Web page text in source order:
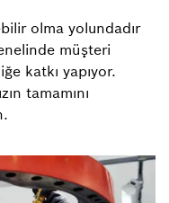
olma yolundadır
müşteri
katkı yapıyor.
tamamını